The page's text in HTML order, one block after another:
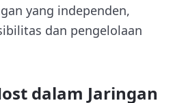
yang independen,
dan pengelolaan
dalam Jaringan